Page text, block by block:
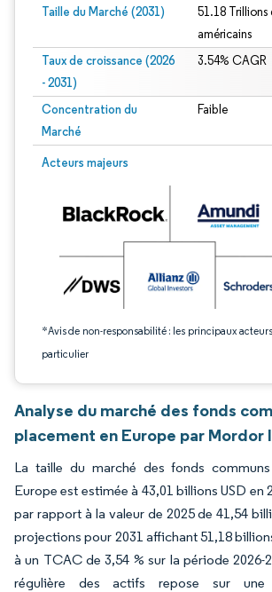
Taille du Marché (2031)
51.18 Trillions
américains
Taux de croissance (2026
- 2031)
3.54% CAGR
Concentration du
Marché
Faible
Acteurs majeurs
*Avis de non-responsabilité : les principaux
particulier
Image © Mordor Intelligence. La réutilisation
Analyse du marché des fonds
placement en Europe par
La taille du marché des fonds
Europe est estimée à 43,01 billions USD en
par rapport à la valeur de 2025 de 41,54
projections pour 2031 affichant 51,18
à un TCAC de 3,54 % sur la période 2026-
régulière des actifs repose sur une